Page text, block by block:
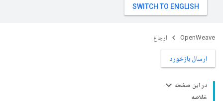
OpenWeave ارجاع
ارسال بازخورد
در این صفحه
خلاصه